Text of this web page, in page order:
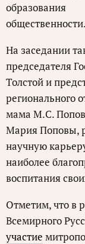
общественности.
На заседании
председателя
Толстой и
регионального
мама М.С.
Мария Поповы,
научную
наиболее
воспитания
Отметим, что в
Всемирного
участие